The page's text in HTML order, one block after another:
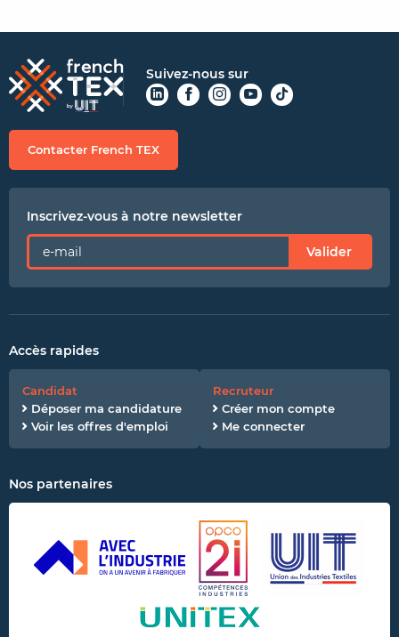
Suivez-nous sur
Contacter French TEX
Inscrivez-vous à notre newsletter
Valider
Accès rapides
Candidat
Déposer ma candidature
Voir les offres d'emploi
Recruteur
Créer mon compte
Me connecter
Nos partenaires